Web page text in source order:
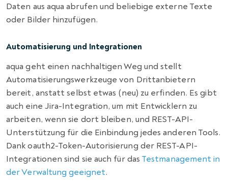
Daten aus aqua abrufen und beliebige externe Texte
oder Bilder hinzufügen.
Automatisierung und Integrationen
aqua geht einen nachhaltigen Weg und stellt
Automatisierungswerkzeuge von Drittanbietern
bereit, anstatt selbst etwas (neu) zu erfinden. Es gibt
auch eine Jira-Integration, um mit Entwicklern zu
arbeiten, wenn sie dort bleiben, und REST-API-
Unterstützung für die Einbindung jedes anderen Tools.
Dank oauth2-Token-Autorisierung der REST-API-
Integrationen sind sie auch für das Testmanagement in
der Verwaltung geeignet.